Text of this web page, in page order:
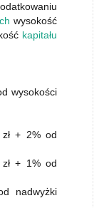
wysokość
kapitału
wysokości
+ 2% od
+ 1% od
nadwyżki